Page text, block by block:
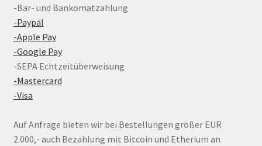
-Bar- und Bankomatzahlung
-Paypal
-Apple Pay
-Google Pay
-SEPA Echtzeitüberweisung
-Mastercard
-Visa
Auf Anfrage bieten wir bei Bestellungen größer EUR
2.000,- auch Bezahlung mit Bitcoin und Etherium an